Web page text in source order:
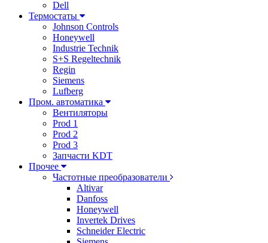
Dell
Термостаты
Johnson Controls
Honeywell
Industrie Technik
S+S Regeltechnik
Regin
Siemens
Lufberg
Пром. автоматика
Вентиляторы
Prod 1
Prod 2
Prod 3
Запчасти KDT
Прочее
Частотные преобразователи
Altivar
Danfoss
Honeywell
Invertek Drives
Schneider Electric